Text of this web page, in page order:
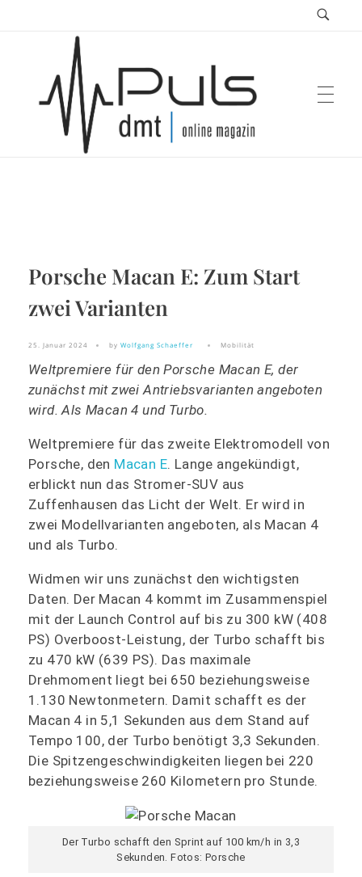
Porsche Macan E: Zum Start
zwei Varianten
25. Januar 2024 by Wolfgang Schaeffer Mobilität
Weltpremiere für den Porsche Macan E, der
zunächst mit zwei Antriebsvarianten angeboten
wird. Als Macan 4 und Turbo.
Weltpremiere für das zweite Elektromodell von
Porsche, den Macan E. Lange angekündigt,
erblickt nun das Stromer-SUV aus
Zuffenhausen das Licht der Welt. Er wird in
zwei Modellvarianten angeboten, als Macan 4
und als Turbo.
Widmen wir uns zunächst den wichtigsten
Daten. Der Macan 4 kommt im Zusammenspiel
mit der Launch Control auf bis zu 300 kW (408
PS) Overboost-Leistung, der Turbo schafft bis
zu 470 kW (639 PS). Das maximale
Drehmoment liegt bei 650 beziehungsweise
1.130 Newtonmetern. Damit schafft es der
Macan 4 in 5,1 Sekunden aus dem Stand auf
Tempo 100, der Turbo benötigt 3,3 Sekunden.
Die Spitzengeschwindigkeiten liegen bei 220
beziehungsweise 260 Kilometern pro Stunde.
Der Turbo schafft den Sprint auf 100 km/h in 3,3
Sekunden. Fotos: Porsche